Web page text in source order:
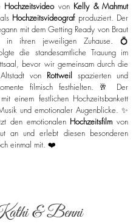
Hochzeitsvideovon Kelly & Mahmut
Hochzeitsvideograf produziert. Der
mit dem Getting Ready von Braut
in ihren jeweiligen Zuhause. 💍
die standesamtliche Trauung im
bevor wir gemeinsam durch die
von Rottweil spazierten und
filmisch festhielten. 🥂 Der
einem festlichen Hochzeitsbankett
und emotionaler Augenblicke. ✨
den emotionalen Hochzeitsfilmvon
an und erlebt diesen besonderen
einmal mit. ❤️
& Benni